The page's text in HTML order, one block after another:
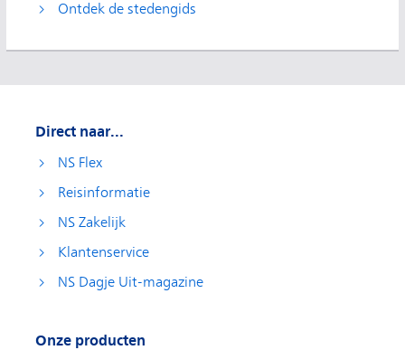
Ontdek de stedengids
Direct naar...
NS Flex
Reisinformatie
NS Zakelijk
Klantenservice
NS Dagje Uit-magazine
Onze producten